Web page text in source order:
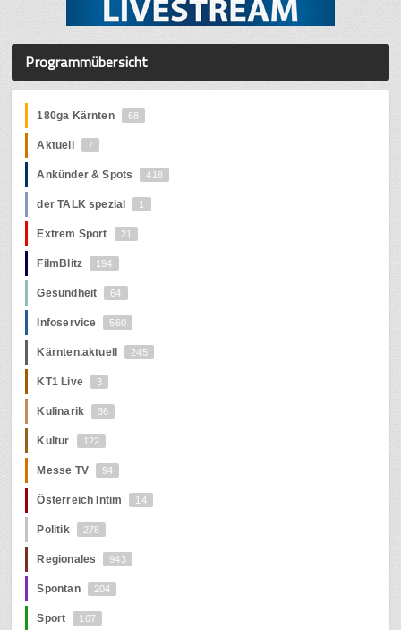
Programmübersicht
180ga Kärnten 68
Aktuell 7
Ankünder & Spots 418
der TALK spezial 1
Extrem Sport 21
FilmBlitz 194
Gesundheit 64
Infoservice 560
Kärnten.aktuell 245
KT1 Live 3
Kulinarik 36
Kultur 122
Messe TV 94
Österreich Intim 14
Politik 278
Regionales 943
Spontan 204
Sport 107